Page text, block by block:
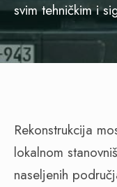
svim tehničkim i
Rekonstrukcija
lokalnom
naseljenih